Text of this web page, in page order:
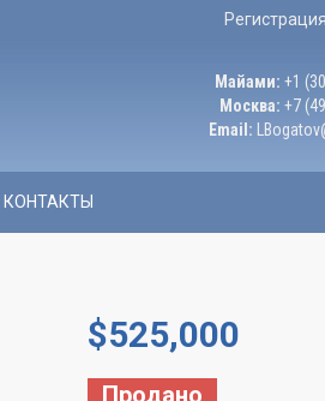
Регистрация
Майами: +1
Москва: +7
Email:
КОНТАКТЫ
$525,000
Продано